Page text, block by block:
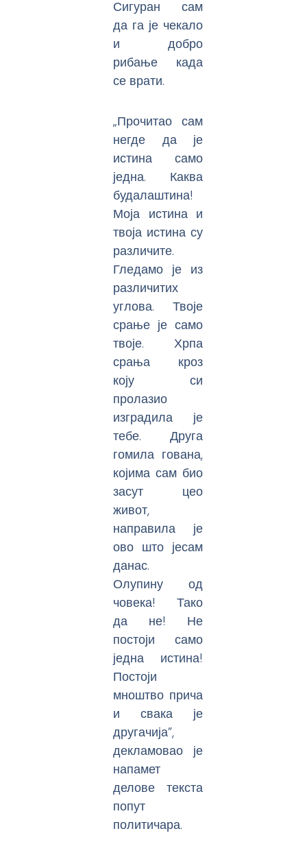
Сигуран сам
да га је чекало
и добро
рибање када
се врати.
„Прочитао сам
негде да је
истина само
једна. Каква
будалаштина!
Моја истина и
твоја истина су
различите.
Гледамо је из
различитих
углова. Твоје
срање је само
твоје. Хрпа
срања кроз
коју си
пролазио
изградила је
тебе. Друга
гомила гована,
којима сам био
засут цео
живот,
направила је
ово што јесам
данас.
Олупину од
човека! Тако
да не! Не
постоји само
једна истина!
Постоји
мноштво прича
и свака је
другачија”,
декламовао је
напамет
делове текста
попут
политичара.